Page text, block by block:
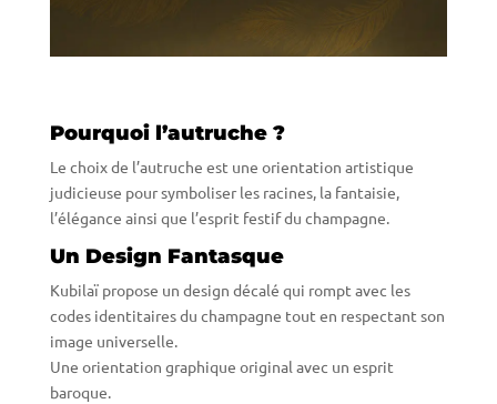
Pourquoi l’autruche ?
Le choix de l’autruche est une orientation artistique
judicieuse pour symboliser les racines, la fantaisie,
l’élégance ainsi que l’esprit festif du champagne.
Un Design Fantasque
Kubilaï propose un design décalé qui rompt avec les
codes identitaires du champagne tout en respectant son
image universelle.
Une orientation graphique original avec un esprit
baroque.